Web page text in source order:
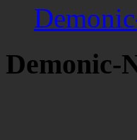
Demonic-